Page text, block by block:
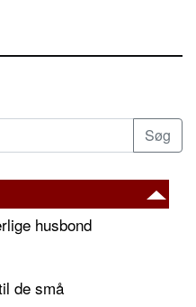
husbond
de små